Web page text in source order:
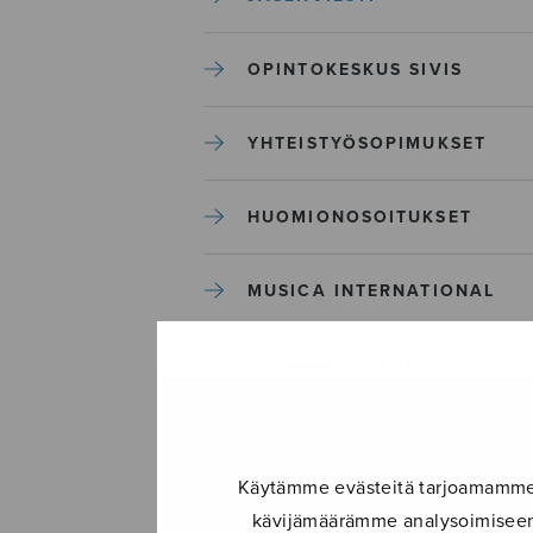
Käytämme evästeitä
kävijämäärämme
OPINTOKESKUS SIVIS
YHTEISTYÖSOPIMUKSET
HUOMIONOSOITUKSET
MUSICA INTERNATIONAL